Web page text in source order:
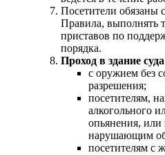
Посетители обязаны
Правила, выполнять
приставов по
порядка.
Проход в здание
с оружием без
разрешения;
посетителям,
алкогольного
опьянения,
нарушающим
посетителям с